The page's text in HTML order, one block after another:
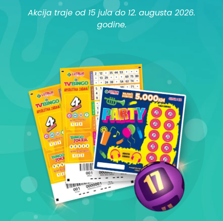
Akcija traje od 15 jula do 12. augusta 2026.
godine.